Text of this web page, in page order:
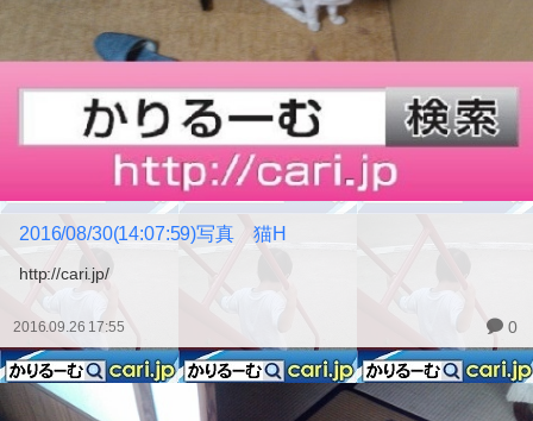
2016/08/30(14:07:59)写真 猫H
http://cari.jp/
2016.09.26 17:55 0